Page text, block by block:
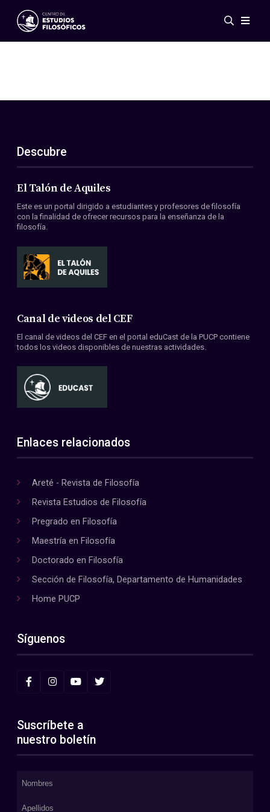
Eventos
ES
EN
Acerca de nosotros
Miembros
Convenios
Descubre
El Talón de Aquiles
Este es un portal dirigido a estudiantes y profesores de filosofía
con la finalidad de ofrecer recursos para la enseñanza de la
filosofía.
Canal de videos del CEF
El canal de videos del CEF en el portal eduCast de la PUCP contiene
todos los videos disponibles de nuestras actividades.
Enlaces relacionados
Areté - Revista de Filosofía
Revista Estudios de Filosofía
Pregrado en Filosofía
Maestría en Filosofía
Doctorado en Filosofía
Sección de Filosofía, Departamento de Humanidades
Home PUCP
Síguenos
Suscríbete a
nuestro boletín